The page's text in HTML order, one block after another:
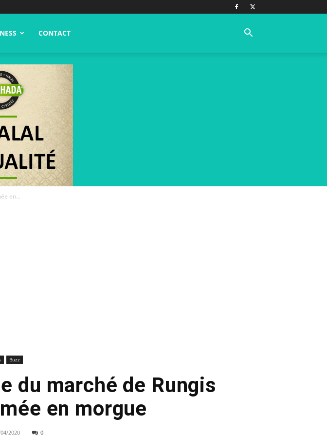
CONTACT
en...
Buzz
du marché de Rungis
en morgue
2020 0